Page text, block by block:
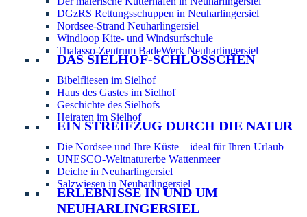
DGzRS Rettungsschuppen in Neuharlingersiel
Nordsee-Strand Neuharlingersiel
Windloop Kite- und Windsurfschule
Thalasso-Zentrum BadeWerk Neuharlingersiel
DAS SIELHOF-SCHLÖSSCHEN
Bibelfliesen im Sielhof
Haus des Gastes im Sielhof
Geschichte des Sielhofs
Heiraten im Sielhof
EIN STREIFZUG DURCH DIE NATUR
Die Nordsee und Ihre Küste – ideal für Ihren Urlaub
UNESCO-Weltnaturerbe Wattenmeer
Deiche in Neuharlingersiel
Salzwiesen in Neuharlingersiel
ERLEBNISSE IN UND UM
NEUHARLINGERSIEL